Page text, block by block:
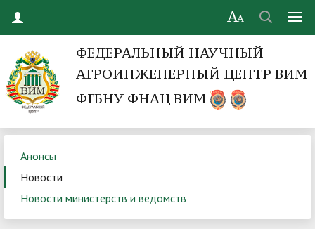
ФЕДЕРАЛЬНЫЙ НАУЧНЫЙ
АГРОИНЖЕНЕРНЫЙ ЦЕНТР ВИМ
ФГБНУ ФНАЦ ВИМ
Анонсы
Новости
Новости министерств и ведомств